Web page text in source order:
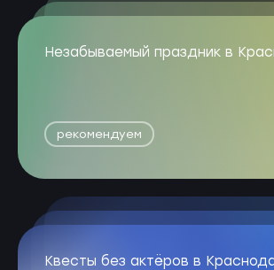
Незабываемый праздник в
рекомендуем
Квесты без актёров в